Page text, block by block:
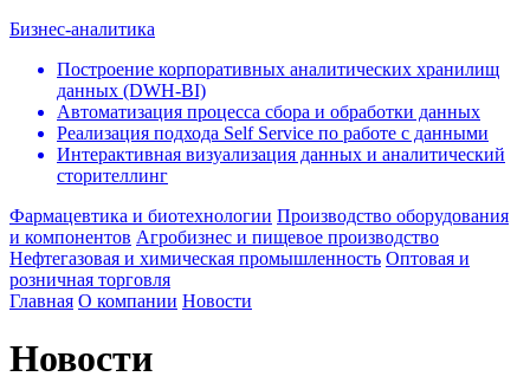
Бизнес-аналитика
Построение корпоративных аналитических хранилищ
данных (DWH-BI)
Автоматизация процесса сбора и обработки данных
Реализация подхода Self Service по работе с данными
Интерактивная визуализация данных и аналитический
сторителлинг
Фармацевтика и биотехнологии Производство оборудования
и компонентов Агробизнес и пищевое производство
Нефтегазовая и химическая промышленность Оптовая и
розничная торговля
Главная О компании Новости
Новости